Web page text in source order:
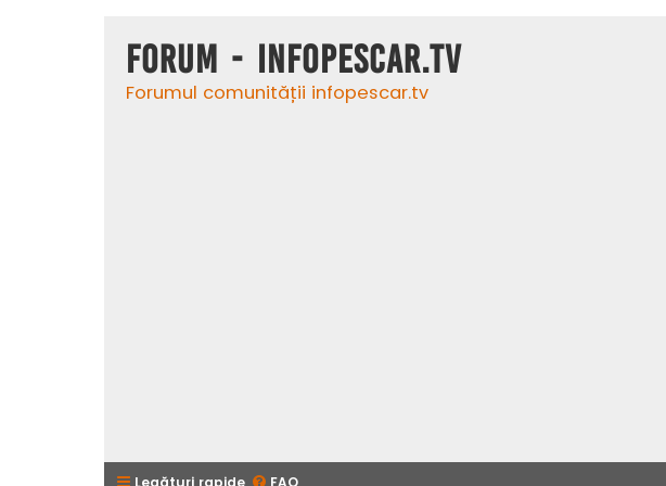
Forum - InfoPescar.Tv
Forumul comunității infopescar.tv
Legături rapide FAQ